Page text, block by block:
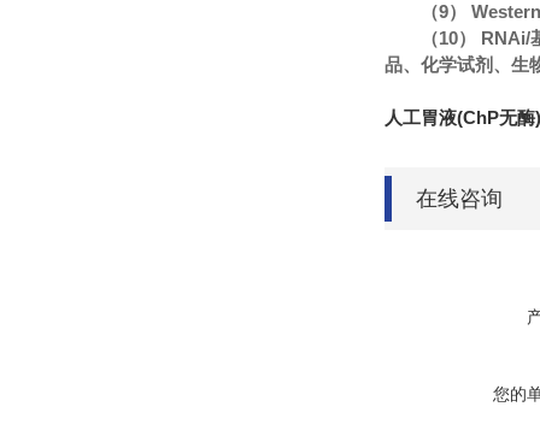
（9）
（10）
品、化学试剂、生
人工胃液(ChP无酶)
在线咨询
您的